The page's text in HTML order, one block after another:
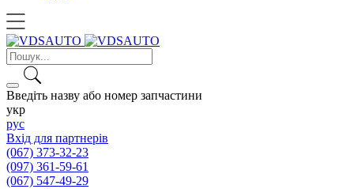
Введіть назву або номер запчастини
укр
рус
Вхід для партнерів
(067) 373-32-23
(097) 361-59-61
(067) 547-49-29